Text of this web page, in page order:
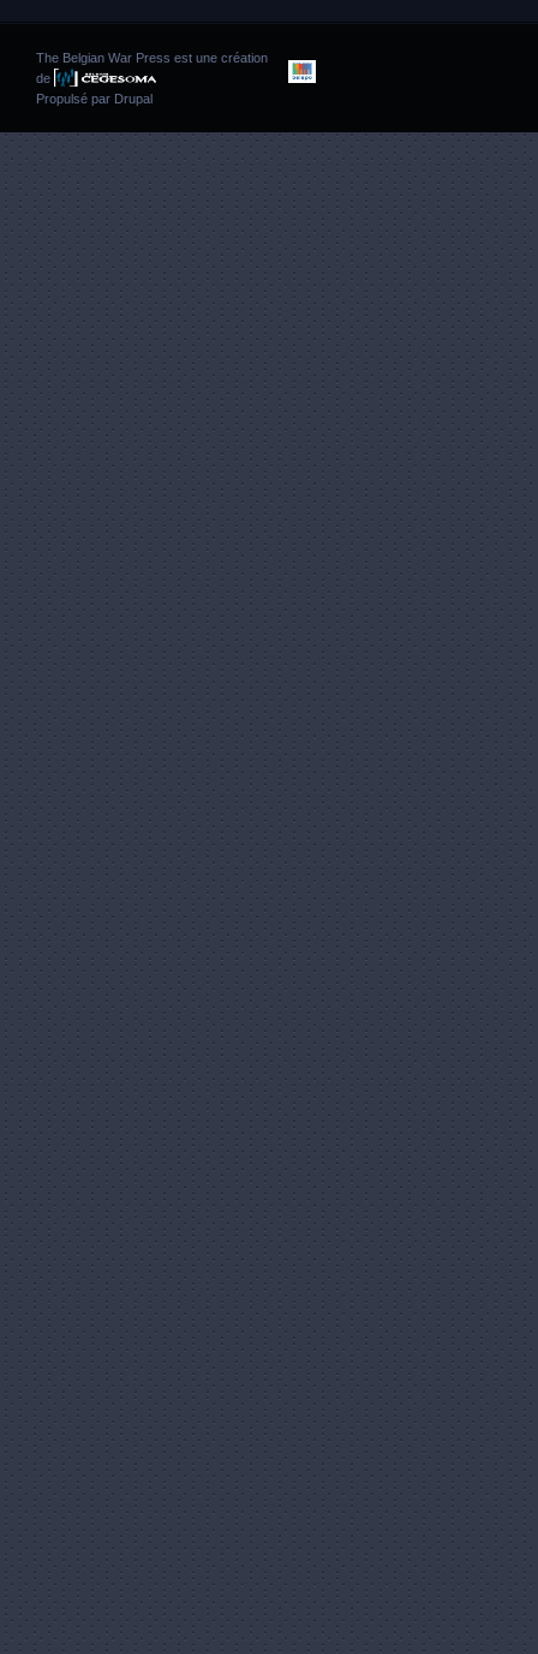
The Belgian War Press est une création
de
Propulsé par Drupal